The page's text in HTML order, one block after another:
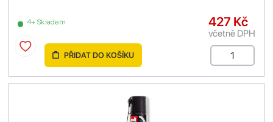
4+ Skladem 427 Kč
včetně DPH
PŘIDAT DO KOŠÍKU